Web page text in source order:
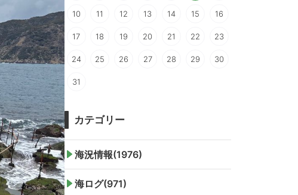
10 11 12 13 14 15 16
17 18 19 20 21 22 23
24 25 26 27 28 29 30
31
カテゴリー
海況情報(1976)
海ログ(971)